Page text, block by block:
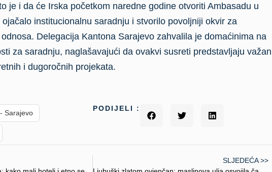
je i da će Irska početkom naredne godine otvoriti Ambasadu u
institucionalnu saradnju i stvorilo povoljniji okvir za
Delegacija Kantona Sarajevo zahvalila je domaćinima na
za saradnju, naglašavajući da ovakvi susreti predstavljaju važan
i dugoročnih projekata.
Sarajevo
PODIJELI :
SLJEDEĆA >>